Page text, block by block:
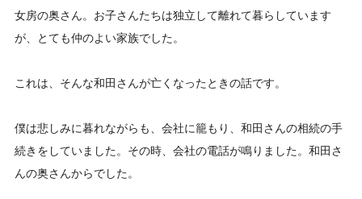
女房の奥さん。お子さんたちは独立して離れて暮らしています
が、とても仲のよい家族でした。
これは、そんな和田さんが亡くなったときの話です。
僕は悲しみに暮れながらも、会社に籠もり、和田さんの相続の手
続きをしていました。その時、会社の電話が鳴りました。和田さ
んの奥さんからでした。